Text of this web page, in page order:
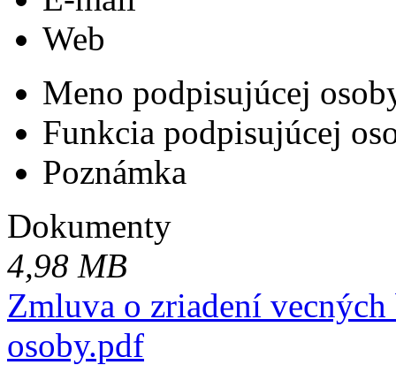
Web
Meno podpisujúcej
Funkcia podpisujúcej
Poznámka
Dokumenty
4,98 MB
Zmluva o zriadení
osoby.pdf